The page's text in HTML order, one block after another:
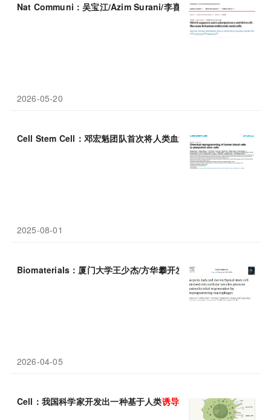
Nat Communi：吴宝江/Azim Surani/李喜和团队揭示NELFA对
2026-05-20
Cell Stem Cell：邓宏魁团队首次将人类血液 细胞化学重编程为
2025-08-01
Biomaterials：厦门大学王少杰/方华攀开发阿司匹林诱导 的间充质
2026-04-05
Cell：我国科学家开发出一种基于人类诱导 多能干细胞的CAR-